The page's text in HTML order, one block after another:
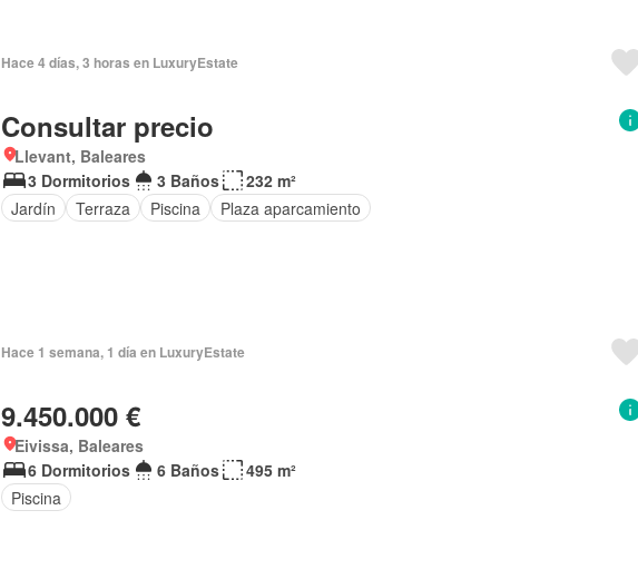
Hace 4 días, 3 horas en LuxuryEstate
Consultar precio
Llevant, Baleares
3 Dormitorios
3 Baños
232 m²
Jardín
Terraza Piscina Plaza aparcamiento
Hace 1 semana, 1 día en LuxuryEstate
9.450.000 €
Eivissa, Baleares
6 Dormitorios
6 Baños
495 m²
Piscina